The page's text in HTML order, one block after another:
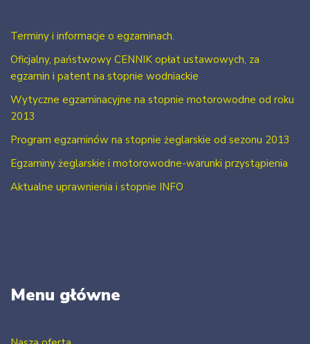
Terminy i informacje o egzaminach.
Oficjalny, państwowy CENNIK opłat ustawowych, za
egzamin i patent na stopnie wodniackie
Wytyczne egzaminacyjne na stopnie motorowodne od roku
2013
Program egzaminów na stopnie żeglarskie od sezonu 2013
Egzaminy żeglarskie i motorowodne-warunki przystąpienia
Aktualne uprawnienia i stopnie INFO
Menu główne